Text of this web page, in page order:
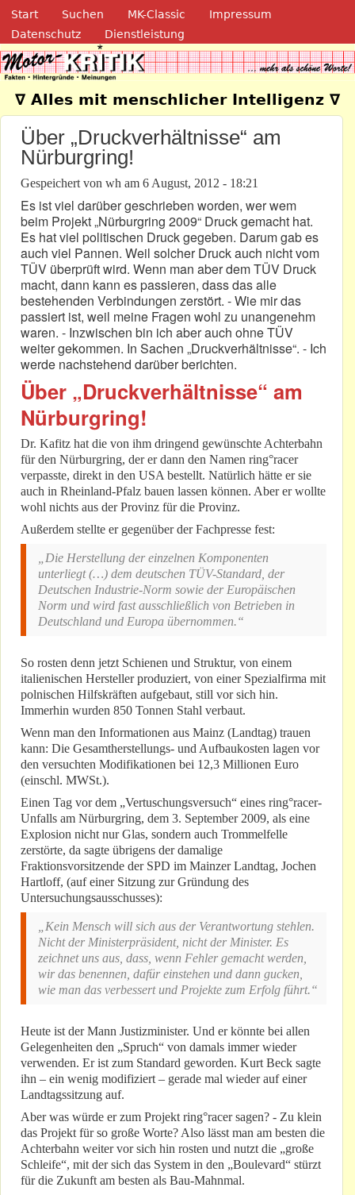
Direkt zum Inhalt
Navigation
Start Suchen MK-Classic
Impressum
Datenschutz
Dienstleistung
Motor-Kritik.de
∇ Alles mit menschlicher Intelligenz ∇
Über „Druckverhältnisse“ am
Nürburgring!
Gespeichert von wh am 6 August, 2012 - 18:21
Es ist viel darüber geschrieben worden, wer wem
beim Projekt „Nürburgring 2009“ Druck gemacht hat.
Es hat viel politischen Druck gegeben. Darum gab es
auch viel Pannen. Weil solcher Druck auch nicht vom
TÜV überprüft wird. Wenn man aber dem TÜV Druck
macht, dann kann es passieren, dass das alle
bestehenden Verbindungen zerstört. - Wie mir das
passiert ist, weil meine Fragen wohl zu unangenehm
waren. - Inzwischen bin ich aber auch ohne TÜV
weiter gekommen. In Sachen „Druckverhältnisse“. - Ich
werde nachstehend darüber berichten.
Über „Druckverhältnisse“ am
Nürburgring!
Dr. Kafitz hat die von ihm dringend gewünschte Achterbahn
für den Nürburgring, der er dann den Namen ring°racer
verpasste, direkt in den USA bestellt. Natürlich hätte er sie
auch in Rheinland-Pfalz bauen lassen können. Aber er wollte
wohl nichts aus der Provinz für die Provinz.
Außerdem stellte er gegenüber der Fachpresse fest:
„Die Herstellung der einzelnen Komponenten
unterliegt (…) dem deutschen TÜV-Standard, der
Deutschen Industrie-Norm sowie der Europäischen
Norm und wird fast ausschließlich von Betrieben in
Deutschland und Europa übernommen.“
So rosten denn jetzt Schienen und Struktur, von einem
italienischen Hersteller produziert, von einer Spezialfirma mit
polnischen Hilfskräften aufgebaut, still vor sich hin.
Immerhin wurden 850 Tonnen Stahl verbaut.
Wenn man den Informationen aus Mainz (Landtag) trauen
kann: Die Gesamtherstellungs- und Aufbaukosten lagen vor
den versuchten Modifikationen bei 12,3 Millionen Euro
(einschl. MWSt.).
Einen Tag vor dem „Vertuschungsversuch“ eines ring°racer-
Unfalls am Nürburgring, dem 3. September 2009, als eine
Explosion nicht nur Glas, sondern auch Trommelfelle
zerstörte, da sagte übrigens der damalige
Fraktionsvorsitzende der SPD im Mainzer Landtag, Jochen
Hartloff, (auf einer Sitzung zur Gründung des
Untersuchungsausschusses):
„Kein Mensch will sich aus der Verantwortung stehlen.
Nicht der Ministerpräsident, nicht der Minister. Es
zeichnet uns aus, dass, wenn Fehler gemacht werden,
wir das benennen, dafür einstehen und dann gucken,
wie man das verbessert und Projekte zum Erfolg führt.“
Heute ist der Mann Justizminister. Und er könnte bei allen
Gelegenheiten den „Spruch“ von damals immer wieder
verwenden. Er ist zum Standard geworden. Kurt Beck sagte
ihn – ein wenig modifiziert – gerade mal wieder auf einer
Landtagssitzung auf.
Aber was würde er zum Projekt ring°racer sagen? - Zu klein
das Projekt für so große Worte? Also lässt man am besten die
Achterbahn weiter vor sich hin rosten und nutzt die „große
Schleife“, mit der sich das System in den „Boulevard“ stürzt
für die Zukunft am besten als Bau-Mahnmal.